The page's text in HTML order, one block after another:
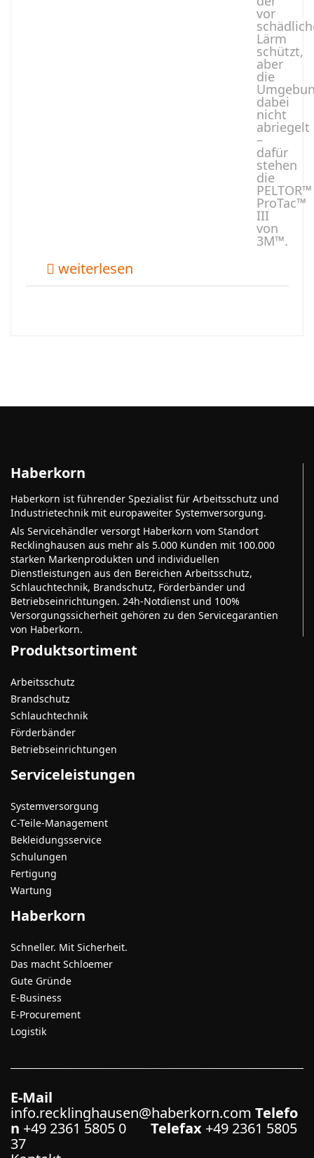
vor
Lärm
schützt,
aber
die
dabei
nicht
abriegelt
–
dafür
stehen
die
PELTOR™
ProTac™
III
von
3M™.
weiterlesen
Haberkorn
Haberkorn ist führender Spezialist für Arbeitsschutz und
Industrietechnik mit europaweiter Systemversorgung.
Als Servicehändler versorgt Haberkorn vom Standort
Recklinghausen aus mehr als 5.000 Kunden mit 100.000
starken Markenprodukten und individuellen
Dienstleistungen aus den Bereichen Arbeitsschutz,
Schlauchtechnik, Brandschutz, Förderbänder und
Betriebseinrichtungen. 24h-Notdienst und 100%
Versorgungssicherheit gehören zu den Servicegarantien
von Haberkorn.
Produktsortiment
Arbeitsschutz
Brandschutz
Schlauchtechnik
Förderbänder
Betriebseinrichtungen
Serviceleistungen
Systemversorgung
C-Teile-Management
Bekleidungsservice
Schulungen
Fertigung
Wartung
Haberkorn
Schneller. Mit Sicherheit.
Das macht Schloemer
Gute Gründe
E-Business
E-Procurement
Logistik
E-Mail
info.recklinghausen@haberkorn.com Telefo
n +49 2361 5805 0 Telefax +49 2361 5805
37